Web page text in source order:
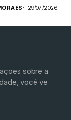
29/07/2026
sobre a
você ve